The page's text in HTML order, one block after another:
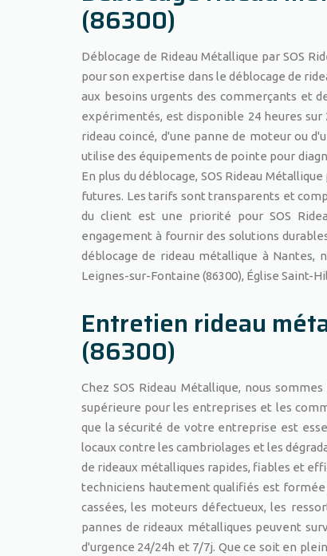
(86300)
Déblocage de Rideau Métallique par SOS
pour son expertise dans le déblocage de
aux besoins urgents des commerçants et
expérimentés, est disponible 24 heures
rideau coincé, d'une panne de moteur ou
utilise des équipements de pointe pour
En plus du déblocage, SOS Rideau
futures. Les tarifs sont transparents et
du client est une priorité pour SOS
engagement à fournir des solutions
déblocage de rideau métallique à Nantes,
Leignes-sur-Fontaine (86300), Église Saint-
Entretien rideau
(86300)
Chez SOS Rideau Métallique, nous
supérieure pour les entreprises et les
que la sécurité de votre entreprise est
locaux contre les cambriolages et les
de rideaux métalliques rapides, fiables et
techniciens hautement qualifiés est
cassées, les moteurs défectueux, les
pannes de rideaux métalliques peuvent
d'urgence 24/24h et 7/7j. Que ce soit en